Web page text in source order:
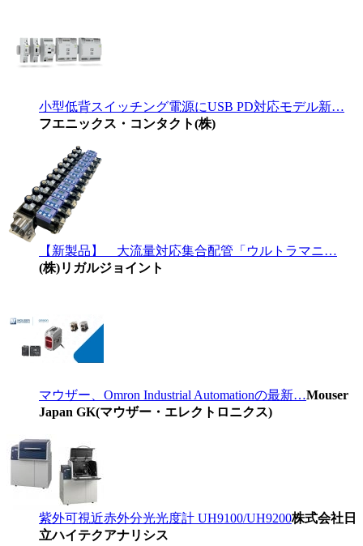
小型低背スイッチング電源にUSB PD対応モデル新…
フエニックス・コンタクト(株)
【新製品】 大流量対応集合配管「ウルトラマニ…
(株)リガルジョイント
マウザー、Omron Industrial Automationの最新…Mouser
Japan GK(マウザー・エレクトロニクス)
紫外可視近赤外分光光度計 UH9100/UH9200株式会社日
立ハイテクアナリシス